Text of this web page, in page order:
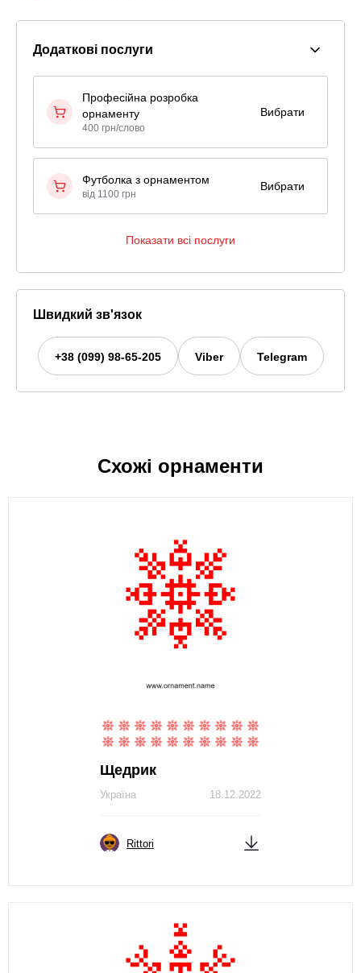
Додаткові послуги
Професійна розробка
орнаменту
400 грн/слово
Вибрати
Футболка з орнаментом
від 1100 грн
Вибрати
Показати всі послуги
Швидкий зв'язок
+38 (099) 98-65-205 Viber Telegram
Схожі орнаменти
Щедрик
18.12.2022
Україна
Rittori